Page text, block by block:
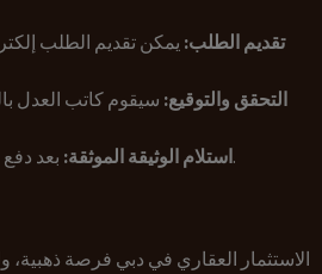
تقديم الطلب: يمكن تقديم الطلب
التحقق والتوقيع: سيقوم كاتب العدل
استلام الوثيقة الموثقة: بعد دفع الرسوم المقررة، ستستلم الوكالة الموثقة رسمياً والتي يمكنك استخدامها فوراً.
الاستثمار العقاري في دبي فرصة ذهبية،